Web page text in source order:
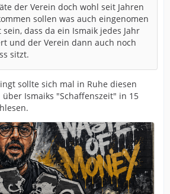
der Verein doch wohl seit Jahren
sollen was auch eingenomen
dass da ein Ismaik jedes Jahr
und der Verein dann auch noch
sitzt.
sollte sich mal in Ruhe diesen
Ismaiks "Schaffenszeit" in 15